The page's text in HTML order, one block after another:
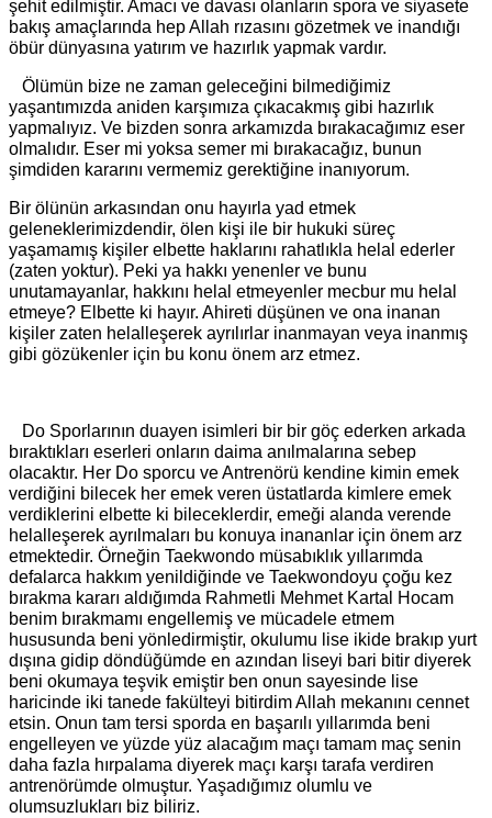
şehit edilmiştir. Amacı ve davası olanların spora ve siyasete
bakış amaçlarında hep Allah rızasını gözetmek ve inandığı
öbür dünyasına yatırım ve hazırlık yapmak vardır.
Ölümün bize ne zaman geleceğini bilmediğimiz
yaşantımızda aniden karşımıza çıkacakmış gibi hazırlık
yapmalıyız. Ve bizden sonra arkamızda bırakacağımız eser
olmalıdır. Eser mi yoksa semer mi bırakacağız, bunun
şimdiden kararını vermemiz gerektiğine inanıyorum.
Bir ölünün arkasından onu hayırla yad etmek
geleneklerimizdendir, ölen kişi ile bir hukuki süreç
yaşamamış kişiler elbette haklarını rahatlıkla helal ederler
(zaten yoktur). Peki ya hakkı yenenler ve bunu
unutamayanlar, hakkını helal etmeyenler mecbur mu helal
etmeye? Elbette ki hayır. Ahireti düşünen ve ona inanan
kişiler zaten helalleşerek ayrılırlar inanmayan veya inanmış
gibi gözükenler için bu konu önem arz etmez.
Do Sporlarının duayen isimleri bir bir göç ederken arkada
bıraktıkları eserleri onların daima anılmalarına sebep
olacaktır. Her Do sporcu ve Antrenörü kendine kimin emek
verdiğini bilecek her emek veren üstatlarda kimlere emek
verdiklerini elbette ki bileceklerdir, emeği alanda verende
helalleşerek ayrılmaları bu konuya inananlar için önem arz
etmektedir. Örneğin Taekwondo müsabıklık yıllarımda
defalarca hakkım yenildiğinde ve Taekwondoyu çoğu kez
bırakma kararı aldığımda Rahmetli Mehmet Kartal Hocam
benim bırakmamı engellemiş ve mücadele etmem
hususunda beni yönledirmiştir, okulumu lise ikide brakıp yurt
dışına gidip döndüğümde en azından liseyi bari bitir diyerek
beni okumaya teşvik emiştir ben onun sayesinde lise
haricinde iki tanede fakülteyi bitirdim Allah mekanını cennet
etsin. Onun tam tersi sporda en başarılı yıllarımda beni
engelleyen ve yüzde yüz alacağım maçı tamam maç senin
daha fazla hırpalama diyerek maçı karşı tarafa verdiren
antrenörümde olmuştur. Yaşadığımız olumlu ve
olumsuzlukları biz biliriz.